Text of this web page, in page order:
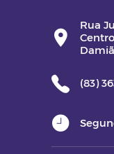
Rua
Centro
(83)